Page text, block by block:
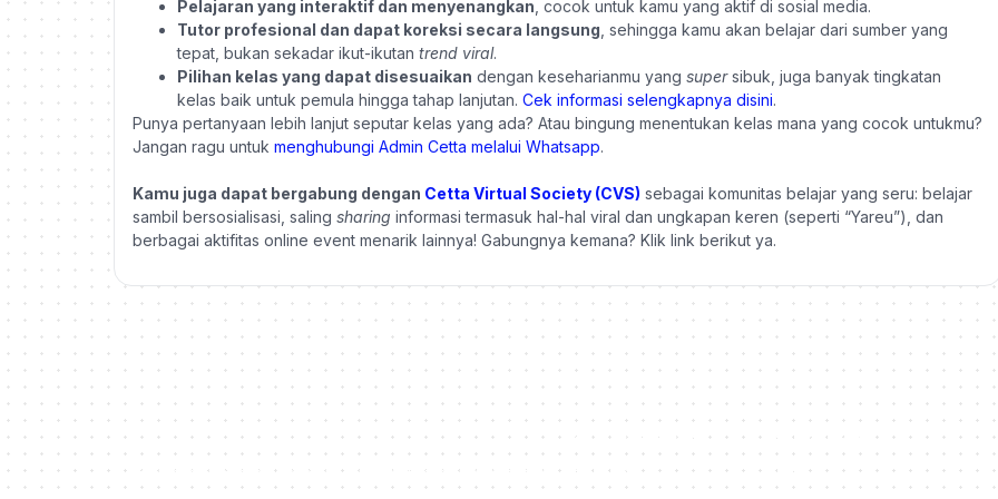
Pelajaran yang interaktif dan menyenangkan , cocok untuk kamu yang aktif di sosial media.
Tutor profesional dan dapat koreksi secara langsung , sehingga kamu akan belajar dari sumber yang
tepat, bukan sekadar ikut-ikutan trend viral.
Pilihan kelas yang dapat disesuaikan dengan keseharianmu yang supersibuk, juga banyak tingkatan
kelas baik untuk pemula hingga tahap lanjutan. Cek informasi selengkapnya disini.
Punya pertanyaan lebih lanjut seputar kelas yang ada? Atau bingung menentukan kelas mana yang cocok untukmu?
Jangan ragu untuk menghubungi Admin Cetta melalui Whatsapp.
Kamu juga dapat bergabung dengan Cetta Virtual Society (CVS) sebagai komunitas belajar yang seru: belajar
sambil bersosialisasi, saling sharing informasi termasuk hal-hal viral dan ungkapan keren (seperti “Yareu”), dan
berbagai aktifitas online event menarik lainnya! Gabungnya kemana? Klik link berikut ya.
Kelas bahasa asing online interaktif dengan tutor
QUICK LINKS
Beranda
DUKUNGAN
FAQ